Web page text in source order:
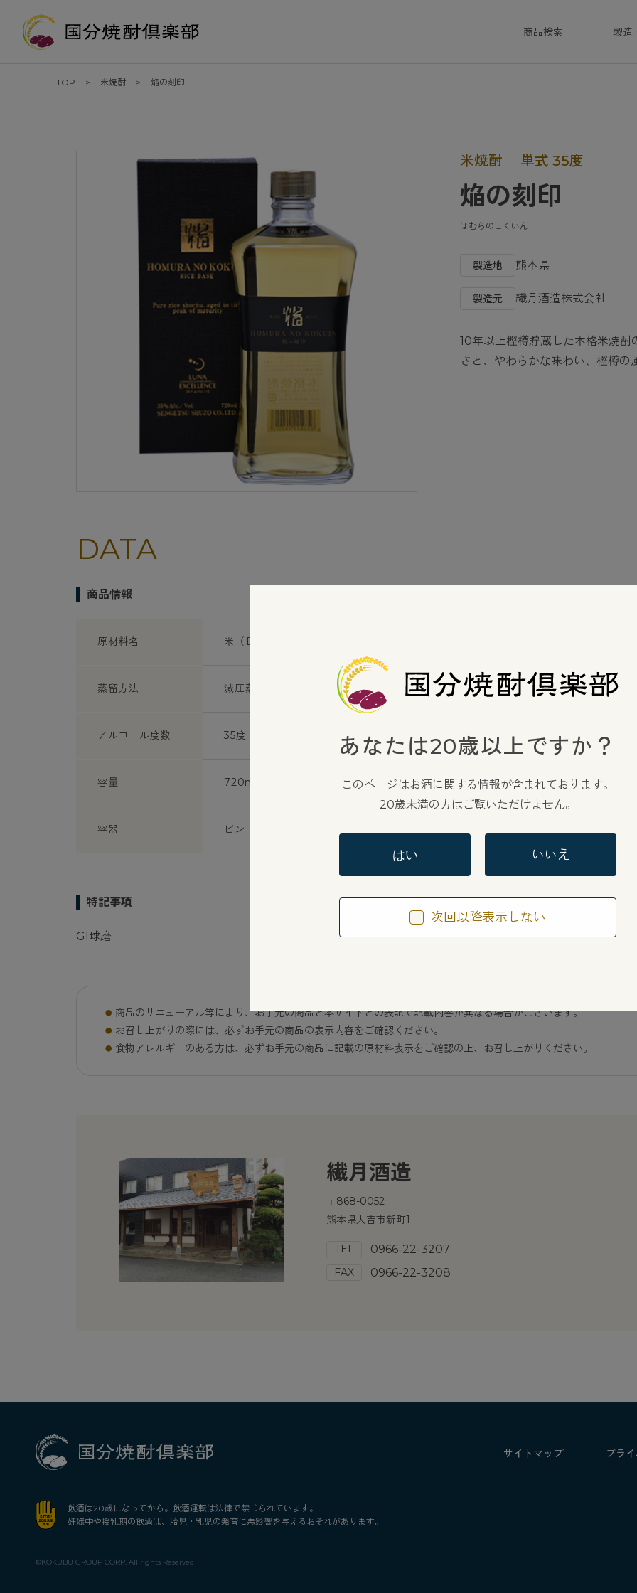
商品検索 製造
あなたは20歳以上ですか？
このページはお酒に関する情報が含まれております。
20歳未満の方はご覧いただけません。
はい いいえ
次回以降表示しない
TOP 米焼酎 焔の刻印
米焼酎 単式 35度
焔の刻印
ほむらのこくいん
熊本県
繊月酒造株式会社
10年以上樫樽貯蔵した本格米焼
さと、やわらかな味わい、樫樽の
DATA
商品情報
原材料名 米（日本産）・米麹（日本産米）
蒸留方法 減圧蒸留
アルコール度数 35度
容量 720ml
容器 ビン
希望小売価格
JANコード
KKコード
特記事項
GI球磨
商品のリニューアル等により、お手元の商品と本サイトとの表記で記載内容が異なる場合がございます。
お召し上がりの際には、必ずお手元の商品の表示内容をご確認ください。
食物アレルギーのある方は、必ずお手元の商品に記載の原材料表示をご確認の上、お召し上がりください。
繊月酒造
〒868-0052
熊本県人吉市新町1
TEL 0966-22-3207
FAX 0966-22-3208
サイトマップ プラ
飲酒は20歳になってから。飲酒運転は法律で禁じられています。
妊娠中や授乳期の飲酒は、胎児・乳児の発育に悪影響を与えるおそれがあります。
©KOKUBU GROUP CORP. All rights Reserved